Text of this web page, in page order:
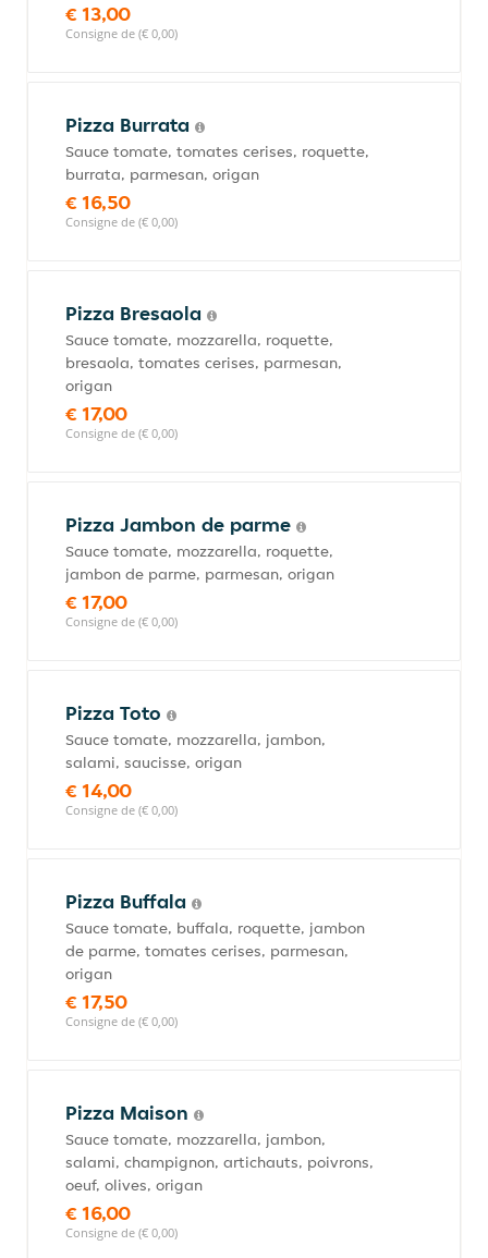
€ 13,00
Consigne de (€ 0,00)
Pizza Burrata
Sauce tomate, tomates cerises, roquette,
burrata, parmesan, origan
€ 16,50
Consigne de (€ 0,00)
Pizza Bresaola
Sauce tomate, mozzarella, roquette,
bresaola, tomates cerises, parmesan,
origan
€ 17,00
Consigne de (€ 0,00)
Pizza Jambon de parme
Sauce tomate, mozzarella, roquette,
jambon de parme, parmesan, origan
€ 17,00
Consigne de (€ 0,00)
Pizza Toto
Sauce tomate, mozzarella, jambon,
salami, saucisse, origan
€ 14,00
Consigne de (€ 0,00)
Pizza Buffala
Sauce tomate, buffala, roquette, jambon
de parme, tomates cerises, parmesan,
origan
€ 17,50
Consigne de (€ 0,00)
Pizza Maison
Sauce tomate, mozzarella, jambon,
salami, champignon, artichauts, poivrons,
oeuf, olives, origan
€ 16,00
Consigne de (€ 0,00)